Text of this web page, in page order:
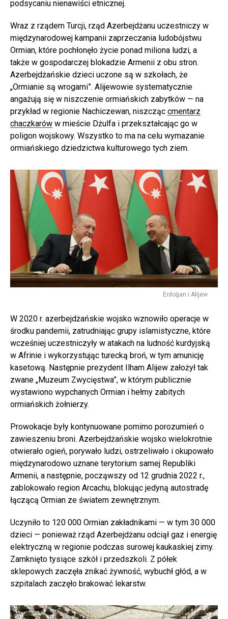
podsycaniu nienawiści etnicznej.
Wraz z rządem Turcji, rząd Azerbejdżanu uczestniczy w
międzynarodowej kampanii zaprzeczania ludobójstwu
Ormian, które pochłonęło życie ponad miliona ludzi, a
także w gospodarczej blokadzie Armenii z obu stron.
Azerbejdżańskie dzieci uczone są w szkołach, że
„Ormianie są wrogami”. Alijewowie systematycznie
angażują się w niszczenie ormiańskich zabytków — na
przykład w regionie Nachiczewan, niszcząc cmentarz
chaczkarów w mieście Dżulfa i przekształcając go w
poligon wojskowy. Wszystko to ma na celu wymazanie
ormiańskiego dziedzictwa kulturowego tych ziem.
Erdoğan i Alijew
W 2020 r. azerbejdżańskie wojsko wznowiło operacje w
środku pandemii, zatrudniając grupy islamistyczne, które
wcześniej uczestniczyły w atakach na ludność kurdyjską
w Afrinie i wykorzystując turecką broń, w tym amunicję
kasetową. Następnie prezydent Ilham Alijew założył tak
zwane „Muzeum Zwycięstwa”, w którym publicznie
wystawiono wypchanych Ormian i hełmy zabitych
ormiańskich żołnierzy.
Prowokacje były kontynuowane pomimo porozumień o
zawieszeniu broni. Azerbejdżańskie wojsko wielokrotnie
otwierało ogień, porywało ludzi, ostrzeliwało i okupowało
międzynarodowo uznane terytorium samej Republiki
Armenii, a następnie, począwszy od 12 grudnia 2022 r.,
zablokowało region Arcachu, blokując jedyną autostradę
łączącą Ormian ze światem zewnętrznym.
Uczyniło to 120 000 Ormian zakładnikami — w tym 30 000
dzieci — ponieważ rząd Azerbejdżanu odciął gaz i energię
elektryczną w regionie podczas surowej kaukaskiej zimy.
Zamknięto tysiące szkół i przedszkoli. Z półek
sklepowych zaczęła znikać żywność, wybuchł głód, a w
szpitalach zaczęło brakować lekarstw.